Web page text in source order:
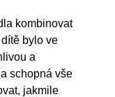
kombinovat
bylo ve
a
schopná vše
jakmile